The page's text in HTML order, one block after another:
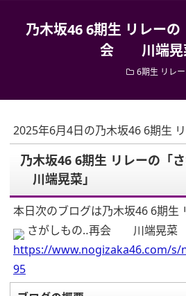
乃木坂46 6期生 リレー
会 川端晃
6期生 リレー
2025年6月4日の乃木坂46 6期生
乃木坂46 6期生 リレーの「
川端晃菜」
本日次のブログは乃木坂46 6期生
さがしもの‥再会 川端晃菜
https://www.nogizaka46.com/
95